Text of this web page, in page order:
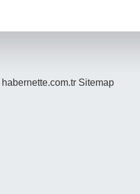
habernette.com.tr Sitemap